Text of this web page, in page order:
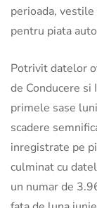
perioada,
pentru piata
Potrivit datelor
de Conducere si
primele sase
scadere
inregistrate pe
culminat cu
un numar de